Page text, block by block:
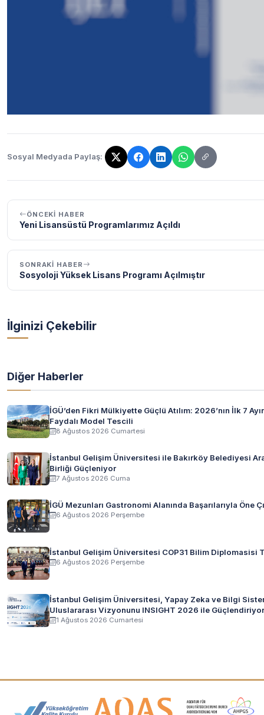
Sosyal Medyada Paylaş:
Bağlantı kopyalandı!
ÖNCEKI HABER
Yeni Lisansüstü Programlarımız Açıldı
SONRAKI HABER
Sosyoloji Yüksek Lisans Programı Açılmıştır
İlginizi Çekebilir
Diğer Haberler
İGÜ’den Fikri Mülkiyette Güçlü Atılım: 2026’nın İlk 7
Faydalı Model Tescili
8 Ağustos 2026 Cumartesi
İstanbul Gelişim Üniversitesi ile Bakırköy Belediyesi
Birliği Güçleniyor
7 Ağustos 2026 Cuma
İGÜ Mezunları Gastronomi Alanında Başarılarıyla Öne
6 Ağustos 2026 Perşembe
İstanbul Gelişim Üniversitesi COP31 Bilim Diplomasisi
6 Ağustos 2026 Perşembe
İstanbul Gelişim Üniversitesi, Yapay Zeka ve Bilgi
Uluslararası Vizyonunu INSIGHT 2026 ile Güçlendiriyor
1 Ağustos 2026 Cumartesi
Akreditasyon ve Üyelik Logoları